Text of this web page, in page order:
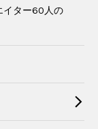
イター60人の